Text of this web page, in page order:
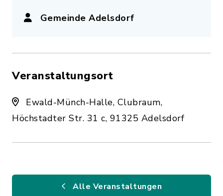
Gemeinde Adelsdorf
Veranstaltungsort
Ewald-Münch-Halle, Clubraum,
Höchstadter Str. 31 c, 91325 Adelsdorf
Alle Veranstaltungen